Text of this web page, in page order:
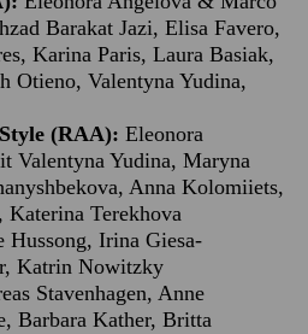
Barakat Jazi, Elisa Favero,
Karina Paris, Laura Basiak,
Otieno, Valentyna Yudina,
(RAA): Eleonora
Valentyna Yudina, Maryna
Anna Kolomiiets,
Terekhova
Hussong, Irina Giesa-
Katrin Nowitzky
Stavenhagen, Anne
Barbara Kather, Britta